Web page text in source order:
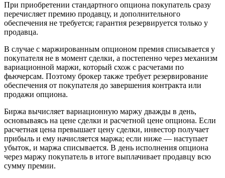
При приобретении стандартного опциона покупатель сразу
перечисляет премию продавцу, и дополнительного
обеспечения не требуется; гарантия резервируется только у
продавца.
В случае с маржированным опционом премия списывается у
покупателя не в момент сделки, а постепенно через механизм
вариационной маржи, который схож с расчетами по
фьючерсам. Поэтому брокер также требует резервирование
обеспечения от покупателя до завершения контракта или
продажи опциона.
Биржа вычисляет вариационную маржу дважды в день,
основываясь на цене сделки и расчетной цене опциона. Если
расчетная цена превышает цену сделки, инвестор получает
прибыль и ему начисляется маржа; если ниже — наступает
убыток, и маржа списывается. В день исполнения опциона
через маржу покупатель в итоге выплачивает продавцу всю
сумму премии.